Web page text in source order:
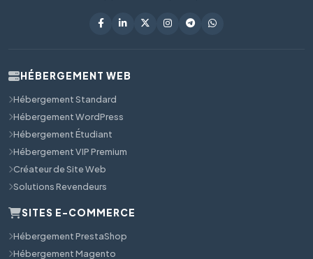
HÉBERGEMENT WEB
Hébergement Standard
Hébergement WordPress
Hébergement Étudiant
Hébergement VIP Premium
Créateur de Site Web
Solutions Revendeurs
SITES E-COMMERCE
Hébergement PrestaShop
Hébergement Magento